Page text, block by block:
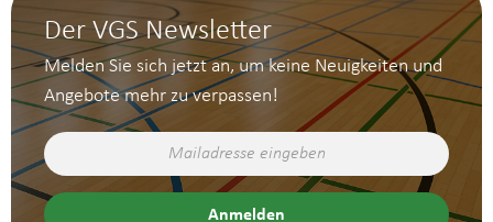
Der VGS Newsletter
Melden Sie sich jetzt an, um keine Neuigkeiten und
Angebote mehr zu verpassen!